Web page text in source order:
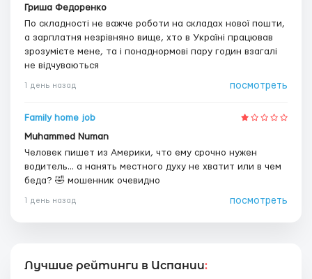
Гриша Федоренко
По складності не важче роботи на складах нової пошти,
а зарплатня незрівняно вище, хто в Україні працював
зрозумієте мене, та і понаднормові пару годин взагалі
не відчуваються
1 день назад посмотреть
Family home job
Muhammed Numan
Человек пишет из Америки, что ему срочно нужен
водитель... а нанять местного духу не хватит или в чем
беда? 🤣 мошенник очевидно
1 день назад посмотреть
Лучшие рейтинги в Испании: